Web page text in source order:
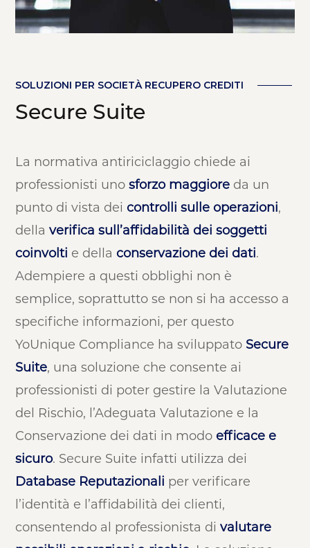
SOLUZIONI PER SOCIETÀ RECUPERO CREDITI
Secure Suite
La normativa antiriciclaggio chiede ai
professionisti unosforzo maggiore da un
punto di vista deicontrolli sulle operazioni,
dellaverifica sull’affidabilità dei soggetti
coinvolti e dellaconservazione dei dati.
Adempiere a questi obblighi non è
semplice, soprattutto se non si ha accesso a
specifiche informazioni, per questo
YoUnique Compliance ha sviluppato Secure
Suite, una soluzione che consente ai
professionisti di poter gestire la Valutazione
del Rischio, l’Adeguata Valutazione e la
Conservazione dei dati in modoefficace e
sicuro. Secure Suite infatti utilizza dei
Database Reputazionali per verificare
l’identità e l’affidabilità dei clienti,
consentendo al professionista divalutare